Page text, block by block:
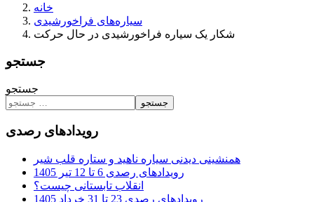
خانه
سیاره‌های فراخورشیدی
شکار یک سیاره فراخورشیدی در حال حرکت
جستجو
جستجو
جستجو
رویدادهای رصدی
همنشینی دیدنی سیاره ناهید و ستاره قلب شیر
رویدادهای رصدی 6 تا 12 تیر 1405
انقلاب تابستانی چیست؟
رویدادهای رصدی 23 تا 31 خرداد 1405